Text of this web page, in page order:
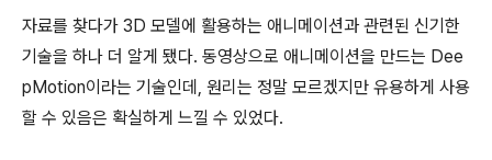
자료를 찾다가 3D 모델에 활용하는 애니메이션과 관련된 신기한
기술을 하나 더 알게 됐다. 동영상으로 애니메이션을 만드는 Dee
pMotion이라는 기술인데, 원리는 정말 모르겠지만 유용하게 사용
할 수 있음은 확실하게 느낄 수 있었다.